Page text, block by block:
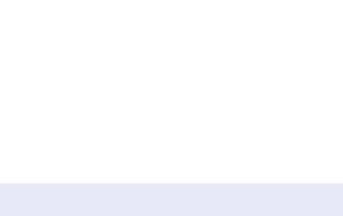
VARTAI IR VARTELIAI